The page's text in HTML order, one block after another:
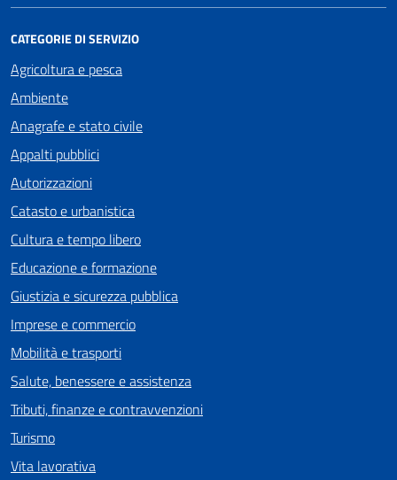
CATEGORIE DI SERVIZIO
Agricoltura e pesca
Ambiente
Anagrafe e stato civile
Appalti pubblici
Autorizzazioni
Catasto e urbanistica
Cultura e tempo libero
Educazione e formazione
Giustizia e sicurezza pubblica
Imprese e commercio
Mobilità e trasporti
Salute, benessere e assistenza
Tributi, finanze e contravvenzioni
Turismo
Vita lavorativa